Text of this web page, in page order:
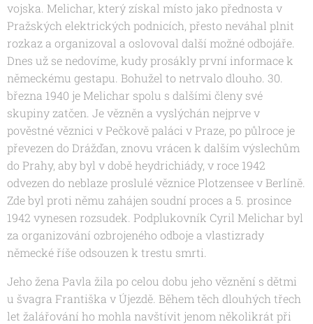
vojska. Melichar, který získal místo jako přednosta v
Pražských elektrických podnicích, přesto neváhal plnit
rozkaz a organizoval a oslovoval další možné odbojáře.
Dnes už se nedovíme, kudy prosákly první informace k
německému gestapu. Bohužel to netrvalo dlouho. 30.
března 1940 je Melichar spolu s dalšími členy své
skupiny zatčen. Je vězněn a vyslýchán nejprve v
pověstné věznici v Pečkově paláci v Praze, po půlroce je
převezen do Drážďan, znovu vrácen k dalším výslechům
do Prahy, aby byl v době heydrichiády, v roce 1942
odvezen do neblaze proslulé věznice Plotzensee v Berlíně.
Zde byl proti němu zahájen soudní proces a 5. prosince
1942 vynesen rozsudek. Podplukovník Cyril Melichar byl
za organizování ozbrojeného odboje a vlastizrady
německé říše odsouzen k trestu smrti.
Jeho žena Pavla žila po celou dobu jeho věznění s dětmi
u švagra Františka v Újezdě. Během těch dlouhých třech
let žalářování ho mohla navštívit jenom několikrát při